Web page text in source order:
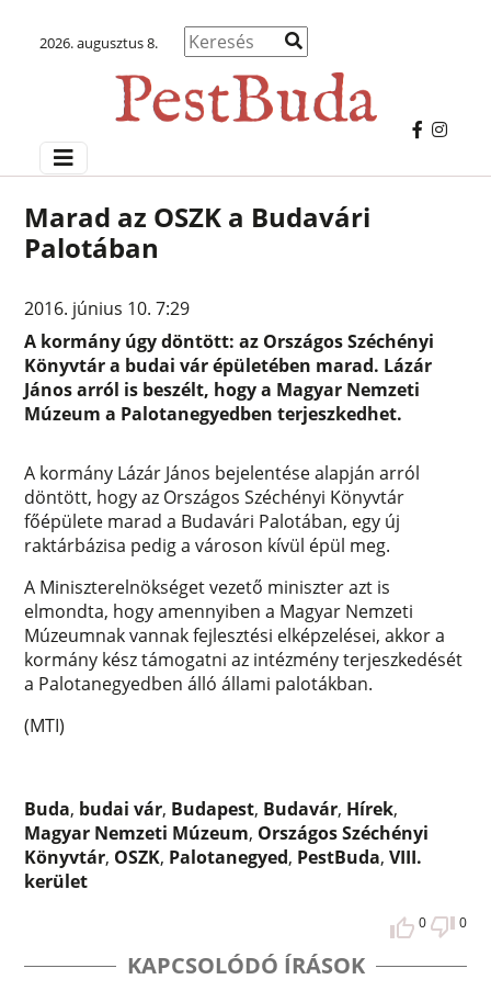
2026. augusztus 8.
Marad az OSZK a Budavári
Palotában
2016. június 10. 7:29
A kormány úgy döntött: az Országos Széchényi
Könyvtár a budai vár épületében marad. Lázár
János arról is beszélt, hogy a Magyar Nemzeti
Múzeum a Palotanegyedben terjeszkedhet.
A kormány Lázár János bejelentése alapján arról
döntött, hogy az Országos Széchényi Könyvtár
főépülete marad a Budavári Palotában, egy új
raktárbázisa pedig a városon kívül épül meg.
A Miniszterelnökséget vezető miniszter azt is
elmondta, hogy amennyiben a Magyar Nemzeti
Múzeumnak vannak fejlesztési elképzelései, akkor a
kormány kész támogatni az intézmény terjeszkedését
a Palotanegyedben álló állami palotákban.
(MTI)
Buda, budai vár, Budapest, Budavár, Hírek,
Magyar Nemzeti Múzeum, Országos Széchényi
Könyvtár, OSZK, Palotanegyed, PestBuda,VIII.
kerület
0 0
KAPCSOLÓDÓ ÍRÁSOK